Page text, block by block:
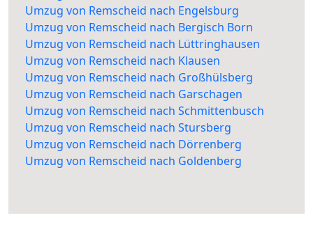
Umzug von Remscheid nach Engelsburg
Umzug von Remscheid nach Bergisch Born
Umzug von Remscheid nach Lüttringhausen
Umzug von Remscheid nach Klausen
Umzug von Remscheid nach Großhülsberg
Umzug von Remscheid nach Garschagen
Umzug von Remscheid nach Schmittenbusch
Umzug von Remscheid nach Stursberg
Umzug von Remscheid nach Dörrenberg
Umzug von Remscheid nach Goldenberg